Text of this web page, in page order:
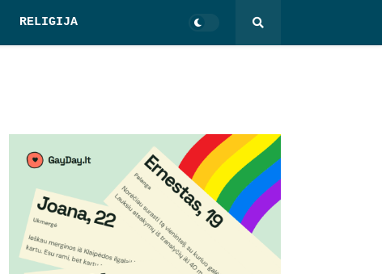
RELIGIJA